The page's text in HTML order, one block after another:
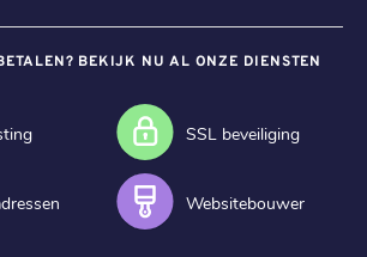
BEKIJK NU AL ONZE DIENSTEN
SSL beveiliging
Websitebouwer